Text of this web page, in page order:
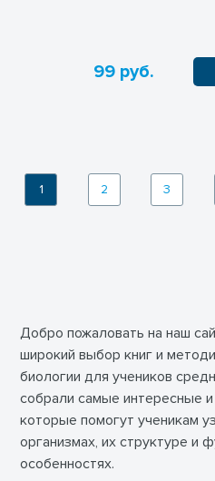
99 руб.
1 2 3
Добро пожаловать на наш
широкий выбор книг и
биологии для учеников
собрали самые интересные
которые помогут ученикам
организмах, их структуре и
особенностях.